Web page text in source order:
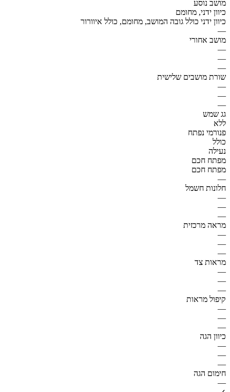
מושב נוסע
כיוון ידני, מחומם
כיוון ידני כולל גובה המושב, מחומם, כולל איוורור
—
מושב אחורי
—
—
—
שורת מושבים שלישית
—
—
—
גג שמש
ללא
פנורמי נפתח
כולל
נעילה
מפתח חכם
מפתח חכם
—
חלונות חשמל
—
—
—
מראה מרכזית
—
—
—
מראות צד
—
—
—
קיפול מראות
—
—
—
כיוון הגה
—
—
—
חימום הגה
—